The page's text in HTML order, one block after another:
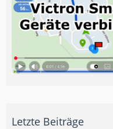
Letzte Beiträge